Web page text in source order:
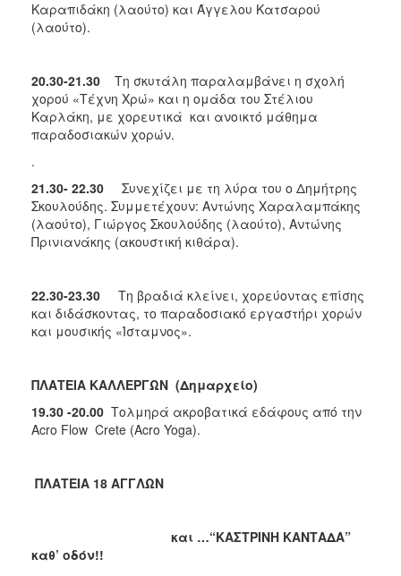
Καραπιδάκη (λαούτο) και Άγγελου Κατσαρού
(λαούτο).
20.30-21.30 Τη σκυτάλη παραλαμβάνει η σχολή
χορού «Τέχνη Χρώ» και η ομάδα του Στέλιου
Καρλάκη, με χορευτικά και ανοικτό μάθημα
παραδοσιακών χορών.
.
21.30- 22.30 Συνεχίζει με τη λύρα του ο Δημήτρης
Σκουλούδης. Συμμετέχουν: Αντώνης Χαραλαμπάκης
(λαούτο), Γιώργος Σκουλούδης (λαούτο), Αντώνης
Πρινιανάκης (ακουστική κιθάρα).
22.30-23.30 Τη βραδιά κλείνει, χορεύοντας επίσης
και διδάσκοντας, το παραδοσιακό εργαστήρι χορών
και μουσικής «Ίσταμνος».
ΠΛΑΤΕΙΑ ΚΑΛΛΕΡΓΩΝ (Δημαρχείο)
19.30 -20.00 Τολμηρά ακροβατικά εδάφους από την
Αcro Flow Crete (Acro Yoga).
ΠΛΑΤΕΙΑ 18 ΑΓΓΛΩΝ
και …“ΚΑΣΤΡΙΝΗ ΚΑΝΤΑΔΑ”
καθ’ οδόν!!